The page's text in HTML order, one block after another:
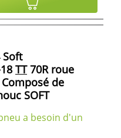
Soft
TT70R roue
de
SOFT
a besoin d'un